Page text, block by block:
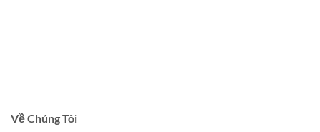
Về Chúng Tôi